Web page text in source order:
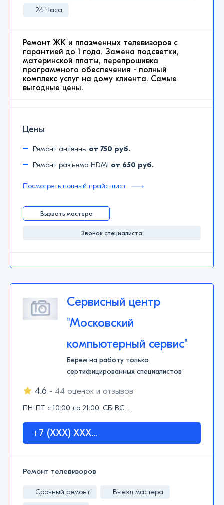
24 Часа
Ремонт ЖК и плазменных телевизоров с
гарантией до 1 года. Замена подсветки,
материнской платы, перепрошивка
программного обеспечения - полный
комплекс услуг на дому клиента. Самые
выгодные цены.
Цены
Ремонт антенны от 750 руб.
Ремонт разъема HDMI от 650 руб.
Посмотреть полный прайс-лист
Вызвать мастера
Звонок специалиста
Сервисный центр
"Московский
компьютерный сервис"
Берем на работу только
сертифицированных специалистов
4.6 - 44 оценок и отзывов
+7 (XXX) XXX...
ПН-ПТ с 10:00 до 21:00, СБ-ВС…
Ремонт телевизоров
Срочный ремонт Выезд мастера